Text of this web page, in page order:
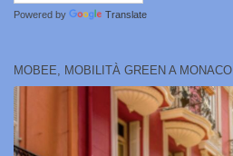
Powered by Translate
MOBEE, MOBILITÀ GREEN A MONACO